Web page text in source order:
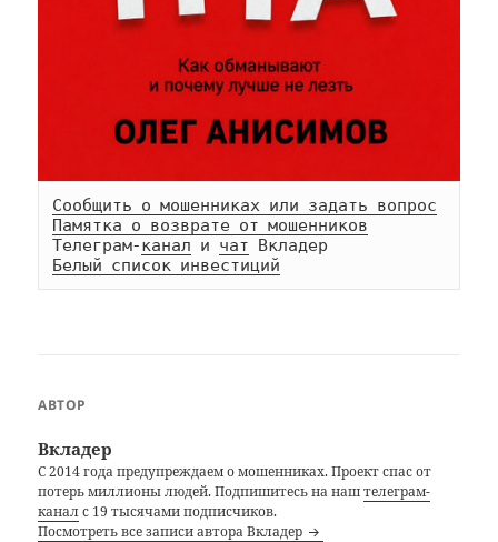
Сообщить о мошенниках или задать вопрос
Памятка о возврате от мошенников
Телеграм-канал и чат
Белый список инвестиций
АВТОР
Вкладер
С 2014 года предупреждаем о мошенниках. Проект спас от
потерь миллионы людей. Подпишитесь на наштелеграм-
каналс 19 тысячами подписчиков.
Посмотреть все записи автора Вкладер